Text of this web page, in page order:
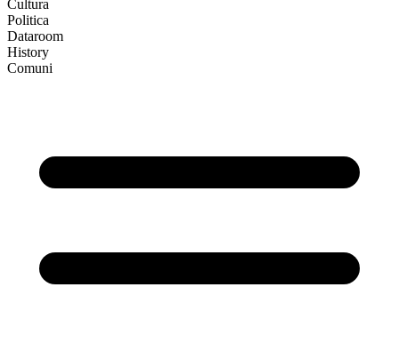
Cultura
Politica
Dataroom
History
Comuni